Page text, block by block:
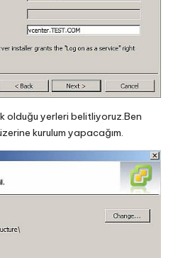
olduğu yerleri belitliyoruz.Ben
kurulum yapacağım.